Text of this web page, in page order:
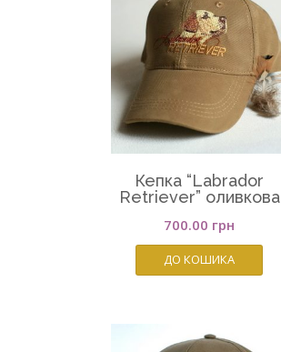
Кепка “Labrador
Retriever” оливкова
700.00 грн
ДО КОШИКА